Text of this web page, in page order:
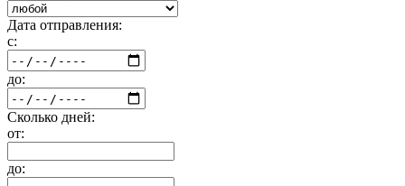
Дата отправления:
с:
до:
Сколько дней:
от:
до: